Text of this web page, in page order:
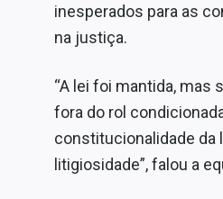
inesperados para as
na justiça.
“A lei foi mantida, mas
fora do rol
constitucionalidade da
litigiosidade”, falou a